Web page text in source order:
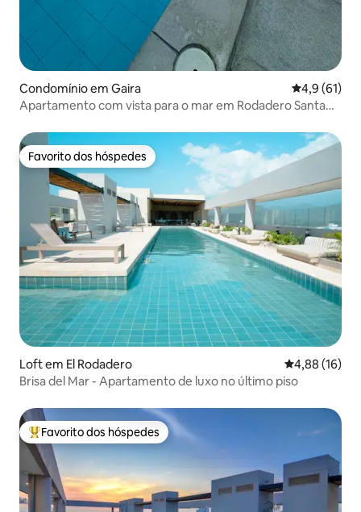
Condomínio em Gaira
4,9 (61)
Apartamento com vista para o mar em Rodadero Santa
Favorito dos hóspedes
Favorito dos hóspedes
Loft em El Rodadero Classificação
4,88 (16)
​Brisa del Mar - Apartamento de luxo no último piso
Favoritos dos hóspedes mais apreciados
Favorito dos hóspedes